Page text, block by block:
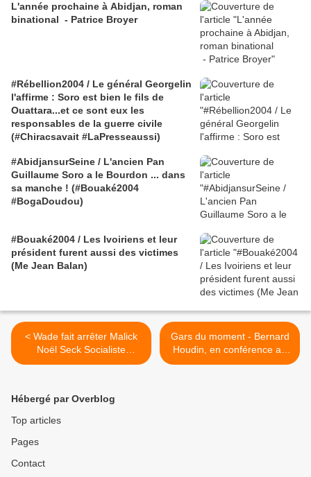
L'année prochaine à Abidjan, roman
binational - Patrice Broyer
#Rébellion2004 / Le général Georgelin
l'affirme : Soro est bien le fils de
Ouattara...et ce sont eux les
responsables de la guerre civile
(#Chiracsavait #LaPresseaussi)
#AbidjansurSeine / L'ancien Pan
Guillaume Soro a le Bourdon ... dans
sa manche ! (#Bouaké2004
#BogaDoudou)
#Bouaké2004 / Les Ivoiriens et leur
président furent aussi des victimes
(Me Jean Balan)
< Wade fait arrêter Malick
Noël Seck Socialiste
sénégalais collaborateur du
Gars du moment - Bernard
Houdin, en conférence au
Danemark le 15 octobre >
Hébergé par Overblog
Top articles
Pages
Contact